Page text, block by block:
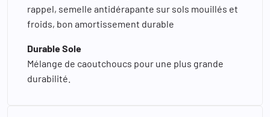
rappel, semelle antidérapante sur sols mouillés et
froids, bon amortissement durable
Durable Sole
Mélange de caoutchoucs pour une plus grande
durabilité.